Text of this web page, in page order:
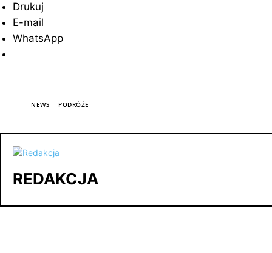
Drukuj
E-mail
WhatsApp
NEWS PODRÓŻE
REDAKCJA